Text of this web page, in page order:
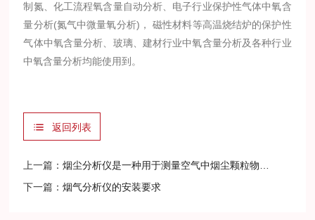
制氮、化工流程氧含量自动分析、电子行业保护性气体中氧含
量分析(氮气中微量氧分析)， 磁性材料等高温烧结炉的保护性
气体中氧含量分析、玻璃、建材行业中氧含量分析及各种行业
中氧含量分析均能使用到。
返回列表
上一篇：烟尘分析仪是一种用于测量空气中烟尘颗粒物含量的仪器
下一篇：烟气分析仪的安装要求